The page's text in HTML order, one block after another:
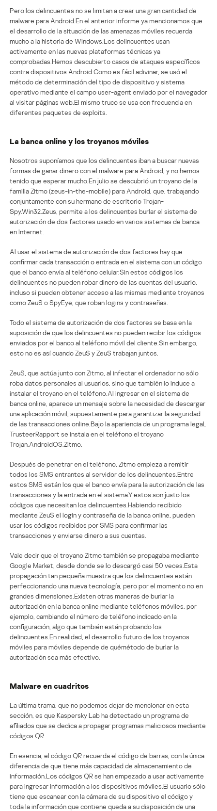
Pero los delincuentes no se limitan a crear una gran cantidad de
malware para Android.En el anterior informe ya mencionamos que
el desarrollo de la situación de las amenazas móviles recuerda
mucho a la historia de Windows.Los delincuentes usan
activamente en las nuevas plataformas técnicas ya
comprobadas.Hemos descubierto casos de ataques específicos
contra dispositivos Android.Como es fácil adivinar, se usó el
método de determinación del tipo de dispositivo y sistema
operativo mediante el campo user-agent enviado por el navegador
al visitar páginas web.El mismo truco se usa con frecuencia en
diferentes paquetes de exploits.
La banca online y los troyanos móviles
Nosotros suponíamos que los delincuentes iban a buscar nuevas
formas de ganar dinero con el malware para Android, y no hemos
tenido que esperar mucho.En julio se descubrió un troyano de la
familia Zitmo (zeus-in-the-mobile) para Android, que, trabajando
conjuntamente con su hermano de escritorio Trojan-
Spy.Win32.Zeus, permite a los delincuentes burlar el sistema de
autorización de dos factores usado en varios sistemas de banca
en Internet.
Al usar el sistema de autorización de dos factores hay que
confirmar cada transacción o entrada en el sistema con un código
que el banco envía al teléfono celular.Sin estos códigos los
delincuentes no pueden robar dinero de las cuentas del usuario,
incluso si pueden obtener acceso a las mismas mediante troyanos
como ZeuS o SpyEye, que roban logins y contraseñas.
Todo el sistema de autorización de dos factores se basa en la
suposición de que los delincuentes no pueden recibir los códigos
enviados por el banco al teléfono móvil del cliente.Sin embargo,
esto no es así cuando ZeuS y ZeuS trabajan juntos.
ZeuS, que actúa junto con Zitmo, al infectar el ordenador no sólo
roba datos personales al usuarios, sino que también lo induce a
instalar el troyano en el teléfono.Al ingresar en el sistema de
banca online, aparece un mensaje sobre la necesidad de descargar
una aplicación móvil, supuestamente para garantizar la seguridad
de las transacciones online.Bajo la apariencia de un programa legal,
TrusteerRapport se instala en el teléfono el troyano
Trojan.AndroidOS.Zitmo.
Después de penetrar en el teléfono, Zitmo empieza a remitir
todos los SMS entrantes al servidor de los delincuentes.Entre
estos SMS están los que el banco envía para la autorización de las
transacciones y la entrada en el sistema.Y estos son justo los
códigos que necesitan los delincuentes.Habiendo recibido
mediante ZeuS el login y contraseña de la banca online, pueden
usar los códigos recibidos por SMS para confirmar las
transacciones y enviarse dinero a sus cuentas.
Vale decir que el troyano Zitmo también se propagaba mediante
Google Market, desde donde se lo descargó casi 50 veces.Esta
propagación tan pequeña muestra que los delincuentes están
perfeccionando una nueva tecnología, pero por el momento no en
grandes dimensiones.Existen otras maneras de burlar la
autorización en la banca online mediante teléfonos móviles, por
ejemplo, cambiando el número de teléfono indicado en la
configuración, algo que también están probando los
delincuentes.En realidad, el desarrollo futuro de los troyanos
móviles para móviles depende de quémétodo de burlar la
autorización sea más efectivo.
Malware en cuadritos
La última trama, que no podemos dejar de mencionar en esta
sección, es que Kaspersky Lab ha detectado un programa de
afiliados que se dedica a propagar programas maliciosos mediante
códigos QR.
En esencia, el código QR recuerda el código de barras, con la única
diferencia de que tiene más capacidad de almacenamiento de
información.Los códigos QR se han empezado a usar activamente
para ingresar información a los dispositivos móviles.El usuario sólo
tiene que escanear con la cámara de su dispositivo el código y
toda la información que contiene queda a su disposición de una